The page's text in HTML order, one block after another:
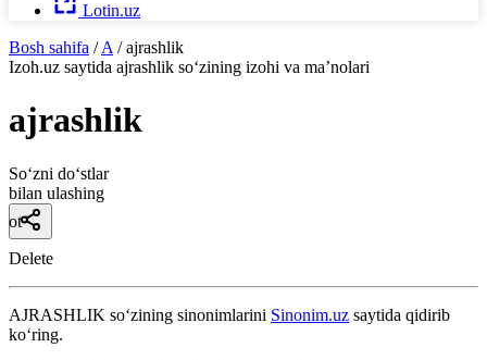
Lotin.uz
Bosh sahifa / A / ajrashlik
Izoh.uz saytida ajrashlik so‘zining izohi va ma’nolari
ajrashlik
So‘zni do‘stlar
bilan ulashing
ot
Delete
AJRASHLIK so‘zining sinonimlarini Sinonim.uz saytida qidirib
ko‘ring.